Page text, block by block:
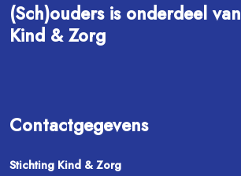
(Sch)ouders is onderdeel
Kind & Zorg
Contactgegevens
Stichting Kind & Zorg